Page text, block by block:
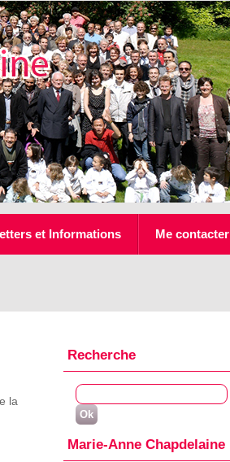
et Informations Me contacter
la
Recherche
Marie-Anne Chapdelaine